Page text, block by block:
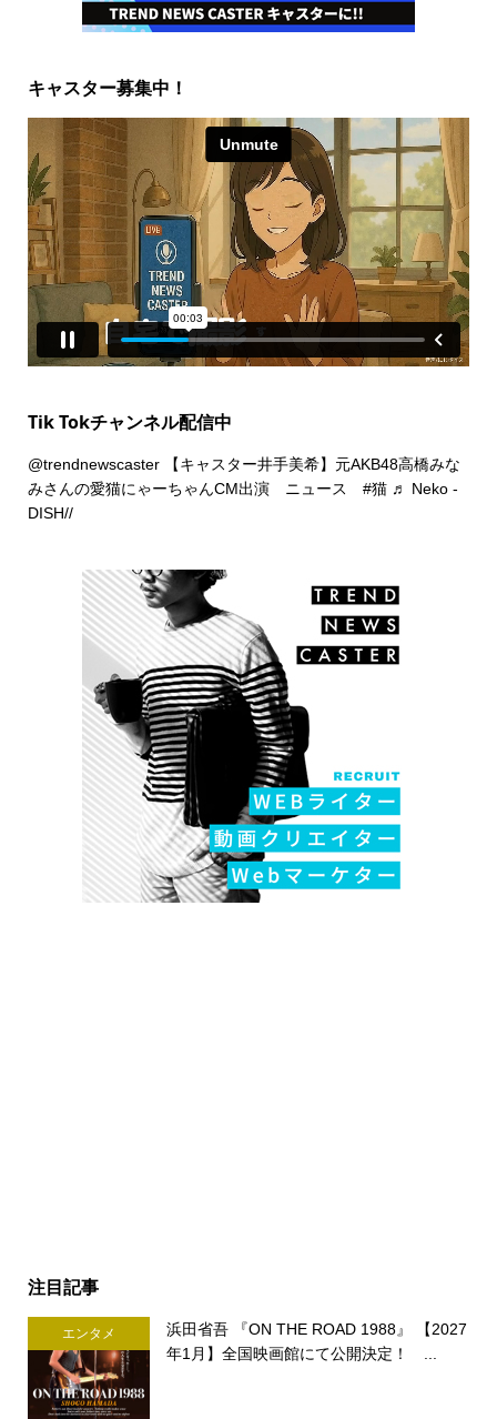
キャスター募集中！
Tik Tokチャンネル配信中
@trendnewscaster【キャスター井手美希】元AKB48高橋みな
みさんの愛猫にゃーちゃんCM出演 ニュース #猫 ♬ Neko -
DISH//
注目記事
エンタメ
浜田省吾 『ON THE ROAD 1988』 【2027
年1月】全国映画館にて公開決定！ ...